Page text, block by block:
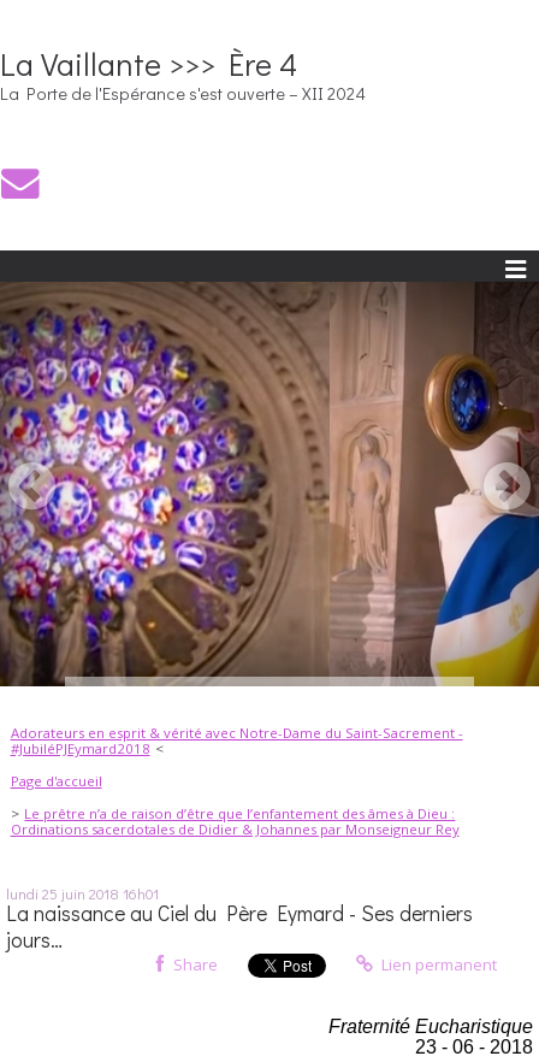
La Vaillante >>> Ère 4
La Porte de l'Espérance s'est ouverte – XII 2024
Adorateurs en esprit & vérité avec Notre-Dame du Saint-Sacrement -
#JubiléPJEymard2018
Page d'accueil
Le prêtre n’a de raison d’être que l’enfantement des âmes à Dieu :
Ordinations sacerdotales de Didier & Johannes par Monseigneur Rey
lundi 25 juin 2018 16h01
La naissance au Ciel du Père Eymard - Ses derniers
jours…
Share Lien permanent
Fraternité Eucharistique
23 - 06 - 2018